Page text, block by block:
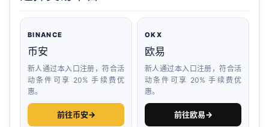
BINANCE
币安
新人通过本入口注册，符合活
动条件可享 20% 手续费优
惠。
前往币安→
OKX
欧易
新人通过本入口注册，符合活
动条件可享 20% 手续费优
惠。
前往欧易→